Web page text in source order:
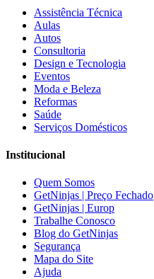
Assistência Técnica
Aulas
Autos
Consultoria
Design e Tecnologia
Eventos
Moda e Beleza
Reformas
Saúde
Serviços Domésticos
Institucional
Quem Somos
GetNinjas | Preço Fechado
GetNinjas | Europ
Trabalhe Conosco
Blog do GetNinjas
Segurança
Mapa do Site
Ajuda